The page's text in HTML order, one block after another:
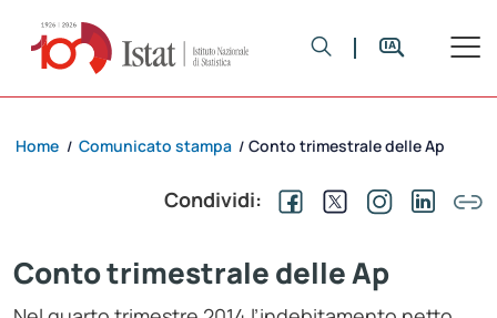
Home / Comunicato stampa / Conto trimestrale delle Ap
Condividi:
Conto trimestrale delle Ap